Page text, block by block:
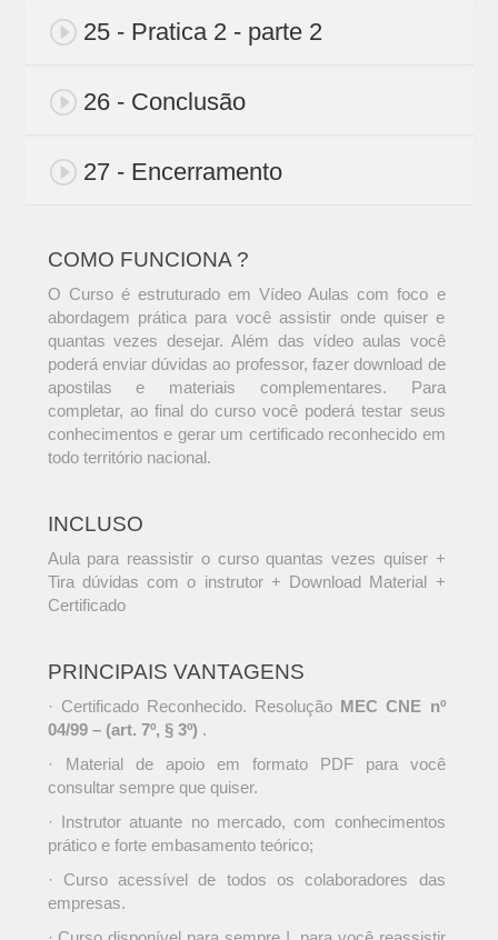
25 - Pratica 2 - parte 2
26 - Conclusão
27 - Encerramento
COMO FUNCIONA ?
O Curso é estruturado em Vídeo Aulas com foco e
abordagem prática para você assistir onde quiser e
quantas vezes desejar. Além das vídeo aulas você
poderá enviar dúvidas ao professor, fazer download de
apostilas e materiais complementares. Para
completar, ao final do curso você poderá testar seus
conhecimentos e gerar um certificado reconhecido em
todo território nacional.
INCLUSO
Aula para reassistir o curso quantas vezes quiser +
Tira dúvidas com o instrutor + Download Material +
Certificado
PRINCIPAIS VANTAGENS
· Certificado Reconhecido. Resolução MEC CNE nº
04/99 – (art. 7º, § 3º) .
· Material de apoio em formato PDF para você
consultar sempre que quiser.
· Instrutor atuante no mercado, com conhecimentos
prático e forte embasamento teórico;
· Curso acessível de todos os colaboradores das
empresas.